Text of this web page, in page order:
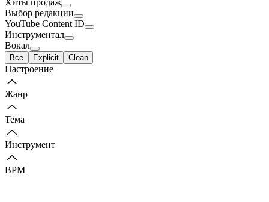
Хиты продаж
Выбор редакции
YouTube Content ID
Инструментал
Вокал
Все Explicit Clean
Настроение
Жанр
Тема
Инструмент
BPM